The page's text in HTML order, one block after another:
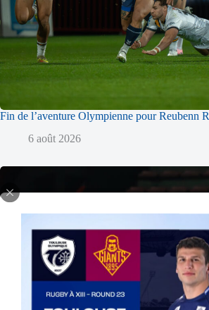
Fin de l’aventure Olympienne pour Reubenn
6 août 2026